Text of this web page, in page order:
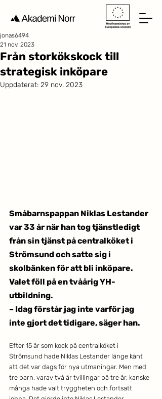
Från storkökskock till
strategisk inköpare
jonas6494
21 nov. 2023
Uppdaterat: 29 nov. 2023
Småbarnspappan Niklas Lestander
var 33 år när han tog tjänstledigt
från sin tjänst på centralköket i
Strömsund och satte sig i
skolbänken för att bli inköpare.
Valet föll på en tvåårig YH-
utbildning.
– Idag förstår jag inte varför jag
inte gjort det tidigare, säger han.
Efter 15 år som kock på centralköket i
Strömsund hade Niklas Lestander länge känt
att det var dags för nya utmaningar. Men med
tre barn, varav två är tvillingar på tre år, kanske
många hade valt tryggheten och fortsatt